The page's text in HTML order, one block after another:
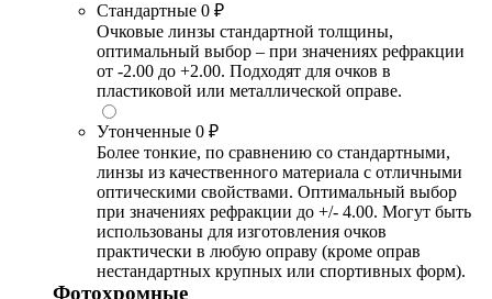
Стандартные 0 ₽
Очковые линзы стандартной толщины,
оптимальный выбор – при значениях рефракции
от -2.00 до +2.00. Подходят для очков в
пластиковой или металлической оправе.
Утонченные 0 ₽
Более тонкие, по сравнению со стандартными,
линзы из качественного материала с отличными
оптическими свойствами. Оптимальный выбор
при значениях рефракции до +/- 4.00. Могут быть
использованы для изготовления очков
практически в любую оправу (кроме оправ
нестандартных крупных или спортивных форм).
Фотохромные